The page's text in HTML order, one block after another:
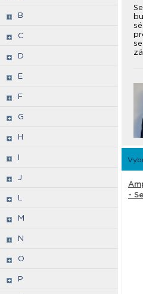
B
C
D
E
F
G
H
I
J
L
M
N
O
P
-